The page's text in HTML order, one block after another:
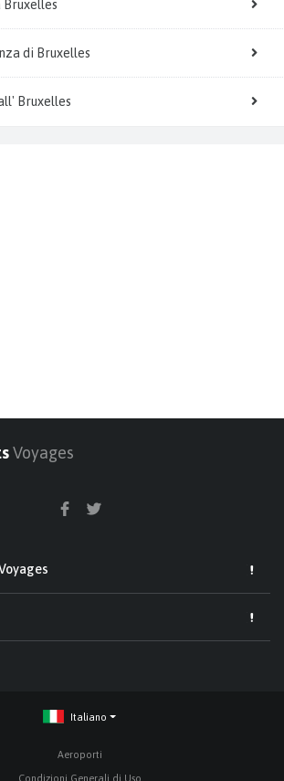
di Bruxelles
Bruxelles
Voyages
Italiano
Aeroporti
Condizioni Generali di Uso